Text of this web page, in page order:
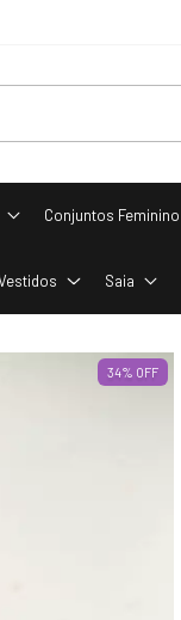
Conjuntos Feminino
Saia
34% OFF